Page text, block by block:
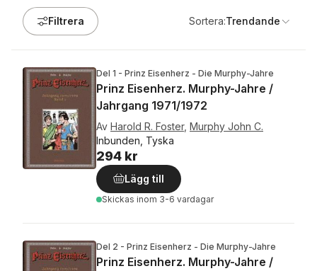
Filtrera Sortera:Trendande
Del 1 - Prinz Eisenherz - Die Murphy-Jahre
Prinz Eisenherz. Murphy-Jahre /
Jahrgang 1971/1972
Av Harold R. Foster, Murphy John C.
Inbunden, Tyska
294 kr
Lägg till
Skickas inom 3-6 vardagar
Del 2 - Prinz Eisenherz - Die Murphy-Jahre
Prinz Eisenherz. Murphy-Jahre /